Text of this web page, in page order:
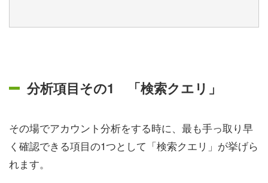
分析項目その1 「検索クエリ」
その場でアカウント分析をする時に、最も手っ取り早
く確認できる項目の1つとして「検索クエリ」が挙げら
れます。